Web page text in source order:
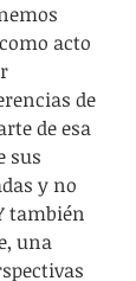
acto
de
de esa
sus
y no
también
una